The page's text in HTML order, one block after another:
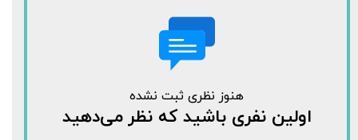
هنوز نظری ثبت نشده
اولین نفری باشید که نظر می‌دهید